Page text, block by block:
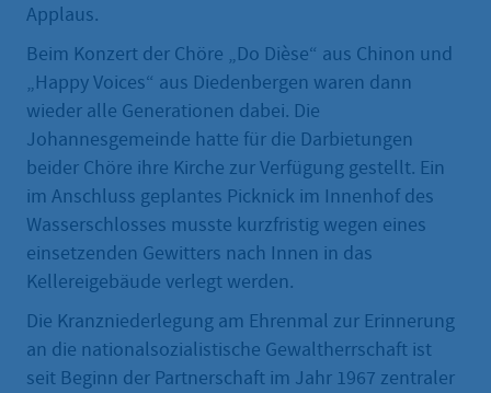
Applaus.
Beim Konzert der Chöre „Do Dièse“ aus Chinon und
„Happy Voices“ aus Diedenbergen waren dann
wieder alle Generationen dabei. Die
Johannesgemeinde hatte für die Darbietungen
beider Chöre ihre Kirche zur Verfügung gestellt. Ein
im Anschluss geplantes Picknick im Innenhof des
Wasserschlosses musste kurzfristig wegen eines
einsetzenden Gewitters nach Innen in das
Kellereigebäude verlegt werden.
Die Kranzniederlegung am Ehrenmal zur Erinnerung
an die nationalsozialistische Gewaltherrschaft ist
seit Beginn der Partnerschaft im Jahr 1967 zentraler